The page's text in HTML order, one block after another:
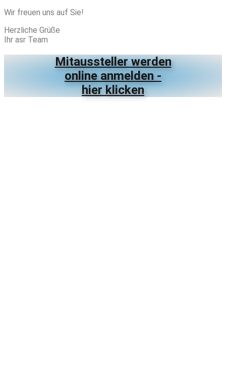
Wir freuen uns auf Sie!
Herzliche Grüße
Ihr asr Team
Mitaussteller werden
online anmelden -
hier klicken